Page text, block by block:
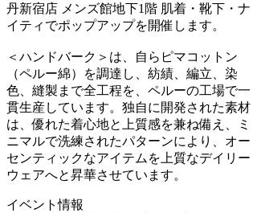
丹新宿店 メンズ館地下1階 肌着・靴下・ナ
イティでポップアップを開催します。
＜ハンドバーク＞は、自らピマコットン
（ペルー綿）を調達し、紡績、編立、染
色、縫製まで全工程を、ペルーの工場で一
貫生産しています。独自に開発された素材
は、優れた着心地と上質感を兼ね備え、ミ
ニマルで洗練されたパターンにより、オー
センティックなアイテムを上質なデイリー
ウェアへと昇華させています。
イベント情報